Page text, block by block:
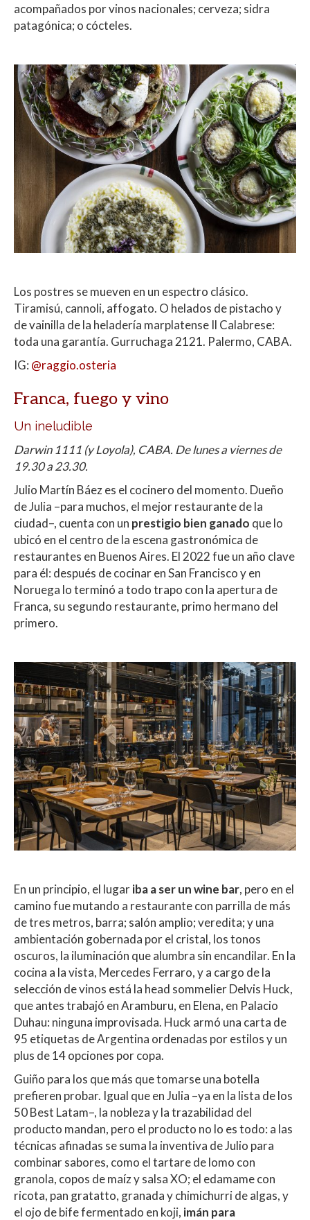
acompañados por vinos nacionales; cerveza; sidra
patagónica; o cócteles.
Los postres se mueven en un espectro clásico.
Tiramisú, cannoli, affogato. O helados de pistacho y
de vainilla de la heladería marplatense Il Calabrese:
toda una garantía. Gurruchaga 2121. Palermo, CABA.
IG: @raggio.osteria
Franca, fuego y vino
Un ineludible
Darwin 1111 (y Loyola), CABA. De lunes a viernes de
19.30 a 23.30.
Julio Martín Báez es el cocinero del momento. Dueño
de Julia –para muchos, el mejor restaurante de la
ciudad–, cuenta con un prestigio bien ganado que lo
ubicó en el centro de la escena gastronómica de
restaurantes en Buenos Aires. El 2022 fue un año clave
para él: después de cocinar en San Francisco y en
Noruega lo terminó a todo trapo con la apertura de
Franca, su segundo restaurante, primo hermano del
primero.
En un principio, el lugariba a ser un wine bar, pero en el
camino fue mutando a restaurante con parrilla de más
de tres metros, barra; salón amplio; veredita; y una
ambientación gobernada por el cristal, los tonos
oscuros, la iluminación que alumbra sin encandilar. En la
cocina a la vista, Mercedes Ferraro, y a cargo de la
selección de vinos está la head sommelier Delvis Huck,
que antes trabajó en Aramburu, en Elena, en Palacio
Duhau: ninguna improvisada. Huck armó una carta de
95 etiquetas de Argentina ordenadas por estilos y un
plus de 14 opciones por copa.
Guiño para los que más que tomarse una botella
prefieren probar. Igual que en Julia –ya en la lista de los
50 Best Latam–, la nobleza y la trazabilidad del
producto mandan, pero el producto no lo es todo: a las
técnicas afinadas se suma la inventiva de Julio para
combinar sabores, como el tartare de lomo con
granola, copos de maíz y salsa XO; el edamame con
ricota, pan gratatto, granada y chimichurri de algas, y
el ojo de bife fermentado en koji, imán para